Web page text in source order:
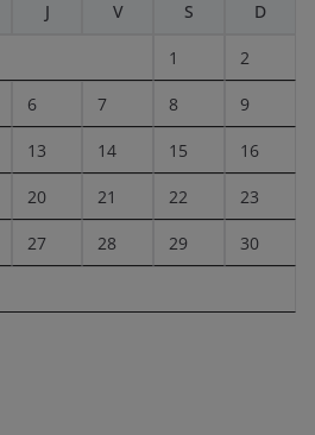
J V S D
1 2
6 7 8 9
13 14 15 16
20 21 22 23
27 28 29 30